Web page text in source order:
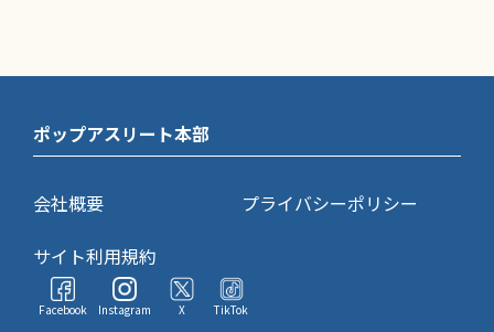
ポップアスリート本部
会社概要
プライバシーポリシー
サイト利用規約
Facebook Instagram X TikTok